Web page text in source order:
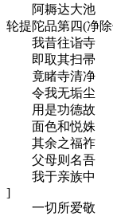
阿耨达大池
轮提陀品第四(净
我昔往诣寺
即取其扫帚
竟睹寺清净
令我无垢尘
用是功德故
面色和悦姝
其余之福祚
父母则名吾
我于亲族中
]
一切所爱敬